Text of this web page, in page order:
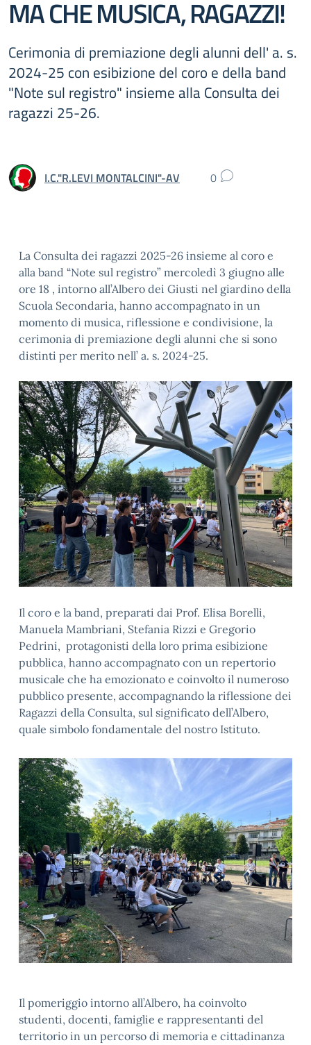
MA CHE MUSICA, RAGAZZI!
Cerimonia di premiazione degli alunni dell' a. s.
2024-25 con esibizione del coro e della band
"Note sul registro" insieme alla Consulta dei
ragazzi 25-26.
I.C."R.LEVI MONTALCINI"-AV 0
La Consulta dei ragazzi 2025-26 insieme al coro e
alla band “Note sul registro” mercoledì 3 giugno alle
ore 18 , intorno all’Albero dei Giusti nel giardino della
Scuola Secondaria, hanno accompagnato in un
momento di musica, riflessione e condivisione, la
cerimonia di premiazione degli alunni che si sono
distinti per merito nell’ a. s. 2024-25.
Il coro e la band, preparati dai Prof. Elisa Borelli,
Manuela Mambriani, Stefania Rizzi e Gregorio
Pedrini, protagonisti della loro prima esibizione
pubblica, hanno accompagnato con un repertorio
musicale che ha emozionato e coinvolto il numeroso
pubblico presente, accompagnando la riflessione dei
Ragazzi della Consulta, sul significato dell’Albero,
quale simbolo fondamentale del nostro Istituto.
Il pomeriggio intorno all’Albero, ha coinvolto
studenti, docenti, famiglie e rappresentanti del
territorio in un percorso di memoria e cittadinanza